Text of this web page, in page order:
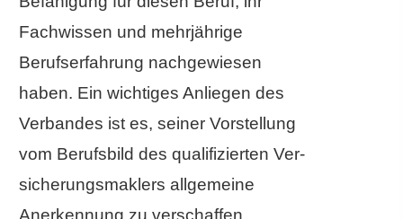
Fachwissen und mehrjährige
Berufserfahrung nachgewiesen
haben. Ein wichtiges Anliegen des
Verbandes ist es, seiner Vorstellung
vom Berufsbild des qualifizierten Ver­
sicherungs­maklers allgemeine
Anerkennung zu verschaffen.